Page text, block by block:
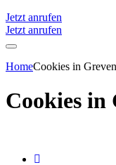
Jetzt anrufen
Jetzt anrufen
HomeCookies in
Cookies in